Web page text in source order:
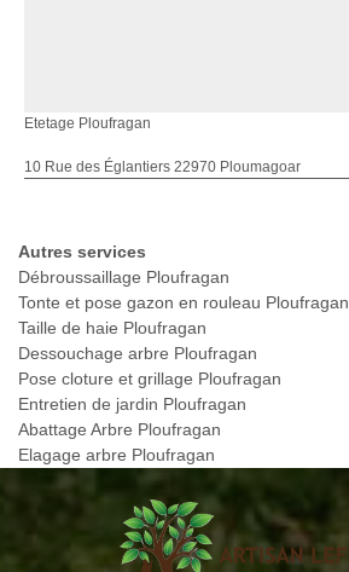
Etetage Ploufragan
10 Rue des Églantiers 22970 Ploumagoar
Autres services
Débroussaillage Ploufragan
Tonte et pose gazon en rouleau Ploufragan
Taille de haie Ploufragan
Dessouchage arbre Ploufragan
Pose cloture et grillage Ploufragan
Entretien de jardin Ploufragan
Abattage Arbre Ploufragan
Elagage arbre Ploufragan